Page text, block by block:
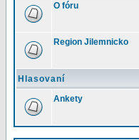
O fóru
Region Jilemnicko
Hlasovaní
Ankety